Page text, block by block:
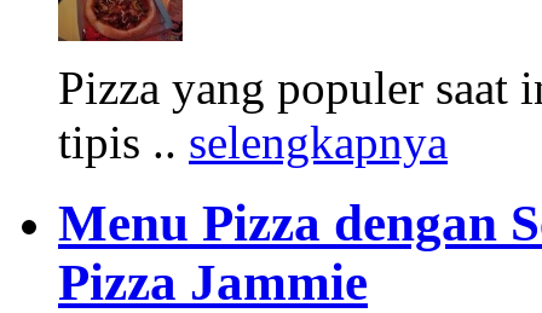
Pizza yang populer saat
tipis .. selengkapnya
Menu Pizza dengan
Pizza Jammie